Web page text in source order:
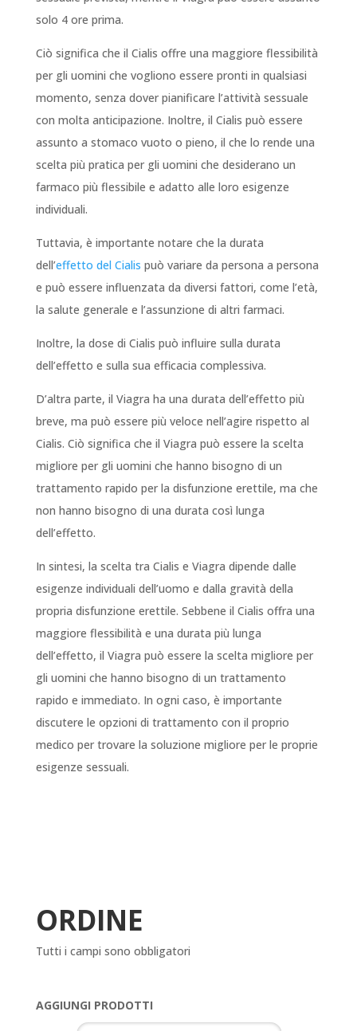
solo 4 ore prima.
Ciò significa che il Cialis offre una maggiore flessibilità
per gli uomini che vogliono essere pronti in qualsiasi
momento, senza dover pianificare l’attività sessuale
con molta anticipazione. Inoltre, il Cialis può essere
assunto a stomaco vuoto o pieno, il che lo rende una
scelta più pratica per gli uomini che desiderano un
farmaco più flessibile e adatto alle loro esigenze
individuali.
Tuttavia, è importante notare che la durata
dell’effetto del Cialis può variare da persona a persona
e può essere influenzata da diversi fattori, come l’età,
la salute generale e l’assunzione di altri farmaci.
Inoltre, la dose di Cialis può influire sulla durata
dell’effetto e sulla sua efficacia complessiva.
D’altra parte, il Viagra ha una durata dell’effetto più
breve, ma può essere più veloce nell’agire rispetto al
Cialis. Ciò significa che il Viagra può essere la scelta
migliore per gli uomini che hanno bisogno di un
trattamento rapido per la disfunzione erettile, ma che
non hanno bisogno di una durata così lunga
dell’effetto.
In sintesi, la scelta tra Cialis e Viagra dipende dalle
esigenze individuali dell’uomo e dalla gravità della
propria disfunzione erettile. Sebbene il Cialis offra una
maggiore flessibilità e una durata più lunga
dell’effetto, il Viagra può essere la scelta migliore per
gli uomini che hanno bisogno di un trattamento
rapido e immediato. In ogni caso, è importante
discutere le opzioni di trattamento con il proprio
medico per trovare la soluzione migliore per le proprie
esigenze sessuali.
ORDINE
Tutti i campi sono obbligatori
AGGIUNGI PRODOTTI